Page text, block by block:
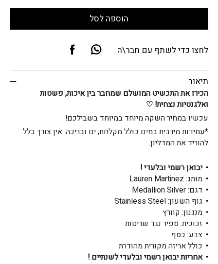
הוספה לסל
לחצו כדי לשתף עם חבר\ה
תיאור
הכירו את התכשיט המושלם שמחבר בין איכות, פשטות
ואלגנטיות נצחית! ♡
עכשיו במחיר השקה מיוחד במיוחד בשבילכם!
*עמידות מירבית במים כולל מקלחת, ים ובריכה. אין צורך כלל
להוריד את המדליון.
יבואן רשמי ובלעדי !
מותג: Lauren Martinez
דגם: Medallion Silver
גוף השעון: Stainless Steel
מנגנון: קוורץ
זכוכית: ספיר נגד שריטות
צבע: כסף
כולל אריזה מקורית מהודרת
אחריות יבואן רשמי ובלעדי לשנתיים !